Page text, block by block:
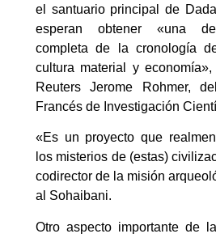
el santuario principal de
esperan obtener «una
completa de la cronología
cultura material y
Reuters Jerome Rohmer,
Francés de Investigación
«Es un proyecto que
los misterios de (estas)
codirector de la misión
al Sohaibani.
Otro aspecto importante de